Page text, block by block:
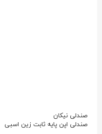
صندلی نیکان
صندلی اپن پایه ثابت زین اسبی